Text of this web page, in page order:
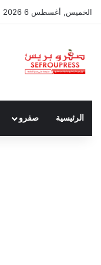
الخميس, أغسطس 6 2026
الرئيسية صفرو